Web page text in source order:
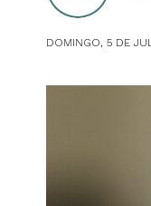
DOMINGO, 5 DE